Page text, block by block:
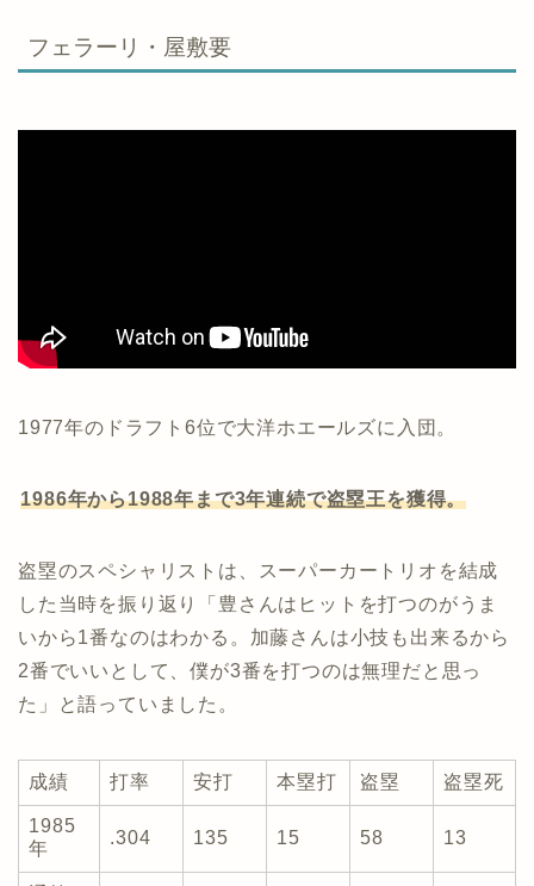
フェラーリ・屋敷要
1977年のドラフト6位で大洋ホエールズに入団。
1986年から1988年まで3年連続で盗塁王を獲得。
盗塁のスペシャリストは、スーパーカートリオを結成
した当時を振り返り「豊さんはヒットを打つのがうま
いから1番なのはわかる。加藤さんは小技も出来るから
2番でいいとして、僕が3番を打つのは無理だと思っ
た」と語っていました。
成績 打率 安打 本塁打 盗塁 盗塁死
1985
年
.304 135 15 58 13